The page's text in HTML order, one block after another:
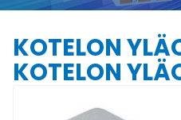
KOTELON
KOTELON